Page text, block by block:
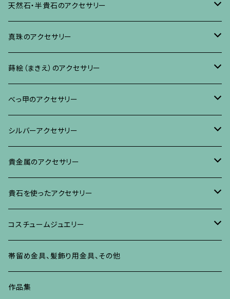
ネックレス、ペンダント
ブレスレット、バングル、その他
イヤリング・ピアス
ネックレス・ペンダント
リング
ブレスレット・バングル、その他
ブローチ
イヤリング・ピアス
ネックレス、ペンダント
ブレスレット、その他
天然石・半貴石のアクセサリー
ブローチ
イヤリング・ピアス
ネックレス、ペンダント
リング
ブレスレット、その他
真珠のアクセサリー
ブローチ
イヤリング・ピアス
ネックレス、ペンダント
リング
ブレスレット、その他
蒔絵（まきえ）のアクセサリー
べっ甲に蒔絵のアクセサリー
ブローチ
イヤリング・ピアス
真珠に蒔絵のアクセサリー
ブローチ
イヤリング、ピアス
水晶に蒔絵のアクセサリー
ブローチ
イヤリング、ピアス
朴の木やポプラに蒔絵のアクセサリー
ブローチ
イヤリング・ピアス
その他の蒔絵のアクセサリー
べっ甲のアクセサリー
ブローチ
イヤリング、ピアス
ネックレス、ペンダント
リング
ブレスレット、バングル、その他
シルバーアクセサリー
ブローチ
イヤリング、ピアス
ネックレス、ペンダント
リング
ブレスレット、バングル、その他
貴金属のアクセサリー
ブローチ
イヤリング、ピアス
ネックレス、ペンダント
ブレスレット、その他
貴石を使ったアクセサリー
ブローチ
イヤリング、ピアス
ネックレス、ペンダント
コスチュームジュエリー
ブローチ
イヤリング、ピアス
帯留め金具、髪飾り用金具、その他
作品集